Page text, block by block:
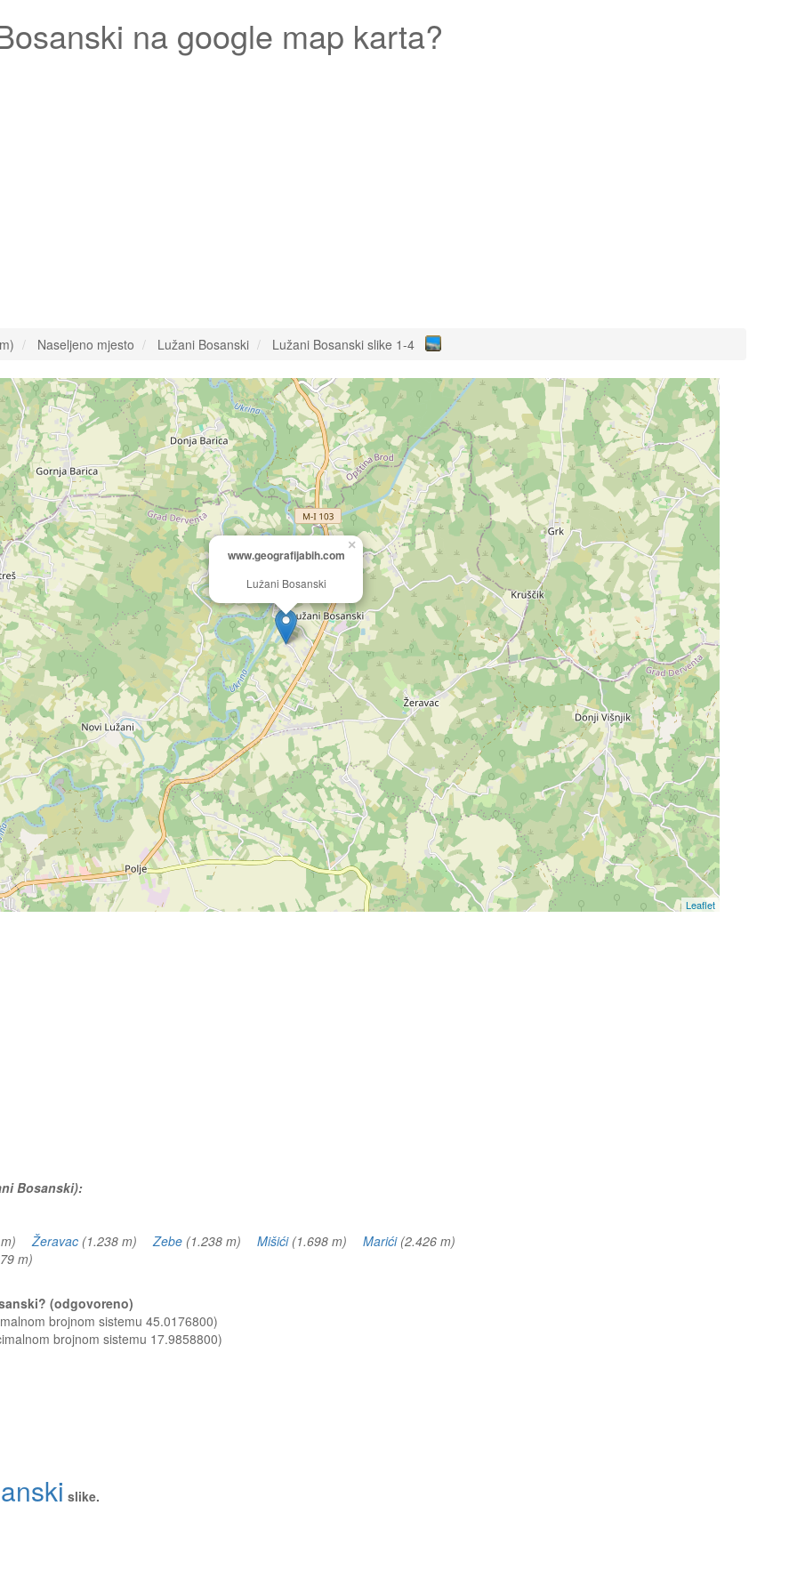
na google map karta?
Naseljeno mjesto Lužani Bosanski Lužani Bosanski slike 1-4
www.geografijabih.com
Lužani Bosanski
×
Leaflet
Bosanski):
m)Žeravac (1.238 m)Zebe (1.238 m) Mišići(1.698 m) Marići(2.426 m)
m)
(odgovoreno)
brojnom sistemu 45.0176800)
brojnom sistemu 17.9858800)
slike.